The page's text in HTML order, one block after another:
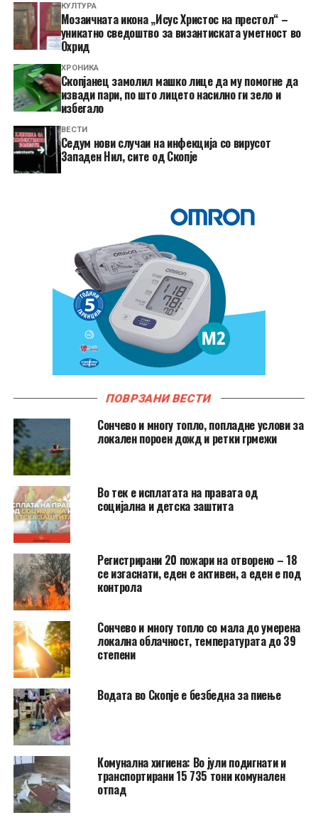
КУЛТУРА
Мозаичната икона „Исус Христос на престол“ –
уникатно сведоштво за византиската уметност во
Охрид
ХРОНИКА
Скопјанец замолил машко лице да му помогне да
извади пари, по што лицето насилно ги зело и
избегало
ВЕСТИ
Седум нови случаи на инфекција со вирусот
Западен Нил, сите од Скопје
ПОВРЗАНИ ВЕСТИ
Сончево и многу топло, попладне услови за
локален пороен дожд и ретки грмежи
Во тек е исплатата на правата од
социјална и детска заштита
Регистрирани 20 пожари на отворено – 18
се изгаснати, еден е активен, а еден е под
контрола
Сончево и многу топло со мала до умерена
локална облачност, температурата до 39
степени
Водата во Скопје е безбедна за пиење
Комунална хигиена: Во јули подигнати и
транспортирани 15 735 тони комунален
отпад